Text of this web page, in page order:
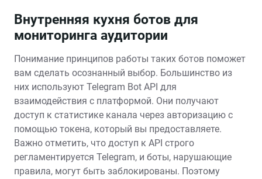
Внутренняя кухня ботов для
мониторинга аудитории
Понимание принципов работы таких ботов поможет
вам сделать осознанный выбор. Большинство из
них используют Telegram Bot API для
взаимодействия с платформой. Они получают
доступ к статистике канала через авторизацию с
помощью токена, который вы предоставляете.
Важно отметить, что доступ к API строго
регламентируется Telegram, и боты, нарушающие
правила, могут быть заблокированы. Поэтому